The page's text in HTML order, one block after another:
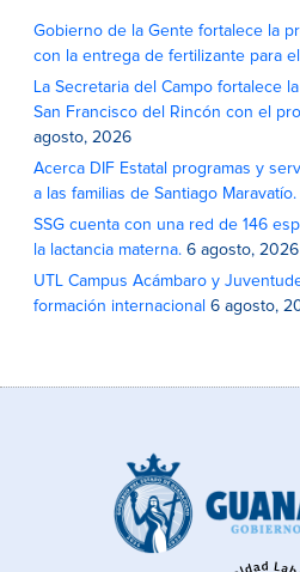
Gobierno de la Gente fortalece la
con la entrega de fertilizante para
La Secretaria del Campo fortalece
San Francisco del Rincón con el
agosto, 2026
Acerca DIF Estatal programas y
a las familias de Santiago Maravatío.
SSG cuenta con una red de 146
la lactancia materna. 6 agosto, 2026
UTL Campus Acámbaro y
formación internacional 6 agosto,